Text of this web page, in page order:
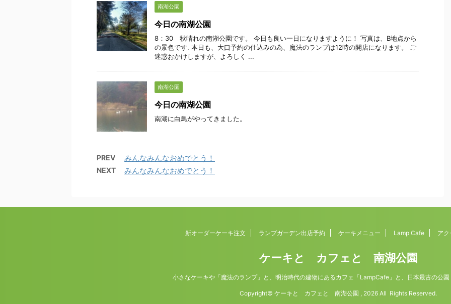
南湖公園
今日の南湖公園
8：30 秋晴れの南湖公園です。 今日も良い一日になりますように！ 写真は、B地点から
の景色です. 本日も、大口予約の仕込みの為、魔法のランプは12時の開店になります。 ご
迷惑おかけしますが、よろしく ...
南湖公園
今日の南湖公園
南湖に白鳥がやってきました。
PREV みんなみんなおめでとう！
NEXT みんなみんなおめでとう！
新オーダーケーキ注文 ランプガーデン出店予約 ケーキメニュー Lamp Cafe ア
ケーキと カフェと 南湖公園
小さなケーキや「魔法のランプ」と、明治時代の建物にあるカフェ「LampCafe」と、日本最古の公
Copyright© ケーキと カフェと 南湖公園 , 2026 All Rights Reserved.